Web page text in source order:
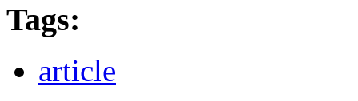
Tags:
article